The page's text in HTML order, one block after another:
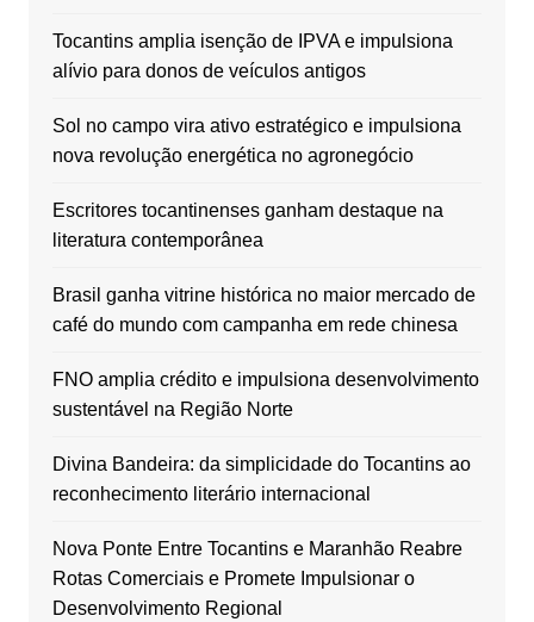
Tocantins amplia isenção de IPVA e impulsiona
alívio para donos de veículos antigos
Sol no campo vira ativo estratégico e impulsiona
nova revolução energética no agronegócio
Escritores tocantinenses ganham destaque na
literatura contemporânea
Brasil ganha vitrine histórica no maior mercado de
café do mundo com campanha em rede chinesa
FNO amplia crédito e impulsiona desenvolvimento
sustentável na Região Norte
Divina Bandeira: da simplicidade do Tocantins ao
reconhecimento literário internacional
Nova Ponte Entre Tocantins e Maranhão Reabre
Rotas Comerciais e Promete Impulsionar o
Desenvolvimento Regional